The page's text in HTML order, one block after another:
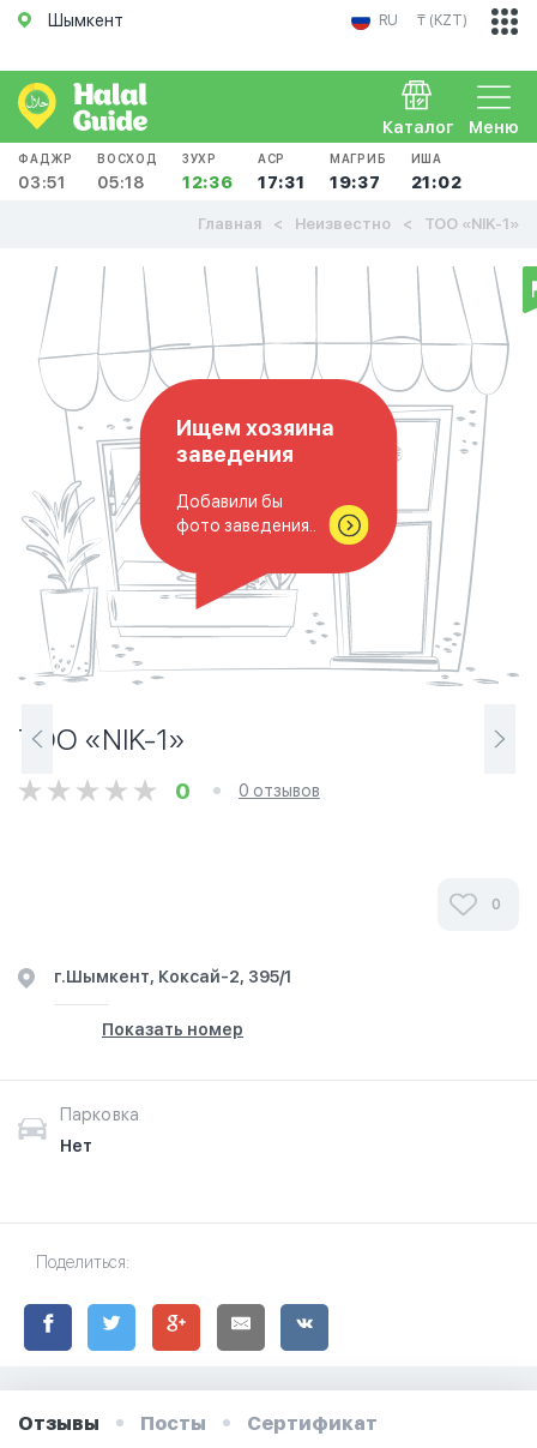
Шымкент RU ₸ (KZT)
Меню
Каталог
ФАДЖР
03:51
ВОСХОД
05:18
ЗУХР
12:36
АСР
17:31
МАГРИБ
19:37
ИША
21:02
Главная Неизвестно ТОО «NIK-1»
Ищем хозяина
заведения
Добавили бы
фото заведения..
ТОО «NIK-1»
0 0 отзывов
0
г.Шымкент, Коксай-2, 395/1
Показать номер
Парковка
Нет
Поделиться:
Отзывы Посты Сертификат